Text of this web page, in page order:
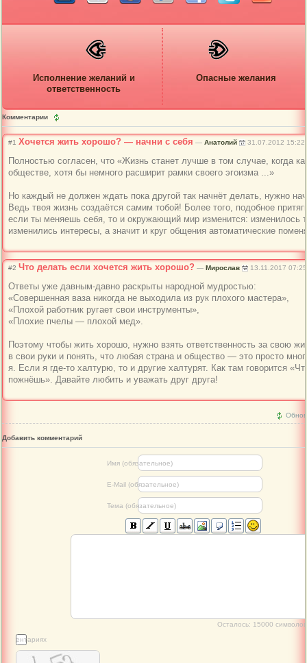
Исполнение желаний и
ответственность
Опасные желания
Комментарии
#1 Хочется жить хорошо? — начни с себя — Анатолий 31.07.2012 15:22
Полностью согласен, что «Жизнь станет лучше в том случае, когда
обществе, хотя бы немного расширит рамки своего эгоизма ...»
Но каждый не должен ждать пока другой так начнёт делать, нужно
Ведь твоя жизнь создаётся самим тобой! Более того, подобное
если ты меняешь себя, то и окружающий мир изменится: изменилось
изменились интересы, а значит и круг общения автоматические
#2 Что делать если хочется жить хорошо? — Мирослав 13.11.2017 07:25
Ответы уже давным-давно раскрыты народной мудростью:
«Совершенная ваза никогда не выходила из рук плохого мастера»,
«Плохой работник ругает свои инструменты»,
«Плохие пчелы — плохой мед».
Поэтому чтобы жить хорошо, нужно взять ответственность за свою
в свои руки и понять, что любая страна и общество — это просто
я. Если я где-то халтурю, то и другие халтурят. Как там говорится
пожнёшь». Давайте любить и уважать друг друга!
Добавить комментарий
Имя (обязательное)
E-Mail (обязательное)
Тема (обязательное)
Осталось: 15000 символов